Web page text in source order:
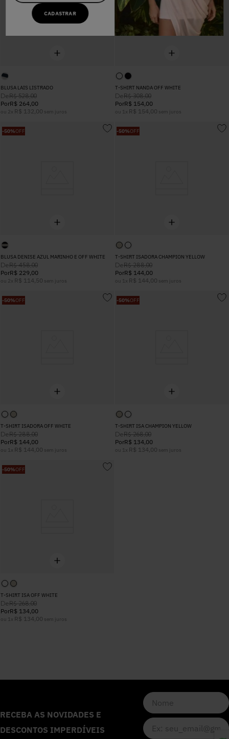
CADASTRAR
BLUSA LAIS LISTRADO
DeR$ 528,00
PorR$ 264,00
ou 2 x R$ 132,00 sem juros
T-SHIRT NANDA OFF WHITE
DeR$ 308,00
PorR$ 154,00
ou 1 x R$ 154,00 sem juros
-50%OFF
BLUSA DENISE AZUL MARINHO E OFF WHITE
DeR$ 458,00
PorR$ 229,00
ou 2 x R$ 114, 50 sem juros
-50%OFF
T-SHIRT ISADORA CHAMPION YELLOW
DeR$ 288,00
PorR$ 144,00
ou 1 x R$ 144,00 sem juros
-50%OFF
T-SHIRT ISADORA OFF WHITE
DeR$ 288,00
PorR$ 144,00
ou 1 x R$ 144,00 sem juros
-50%OFF
T-SHIRT ISA CHAMPION YELLOW
DeR$ 268,00
PorR$ 134,00
ou 1 x R$ 134,00 sem juros
-50%OFF
T-SHIRT ISA OFF WHITE
DeR$ 268,00
PorR$ 134,00
ou 1 x R$ 134,00 sem juros
RECEBA AS NOVIDADES E
DESCONTOS IMPERDÍVEIS